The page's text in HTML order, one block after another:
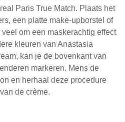
Paris True Match. Plaats het
een platte make-upborstel of
om een maskerachtig effect
kleuren van Anastasia
kan je de bovenkant van
markeren. Mens de
en herhaal deze procedure
de crème.